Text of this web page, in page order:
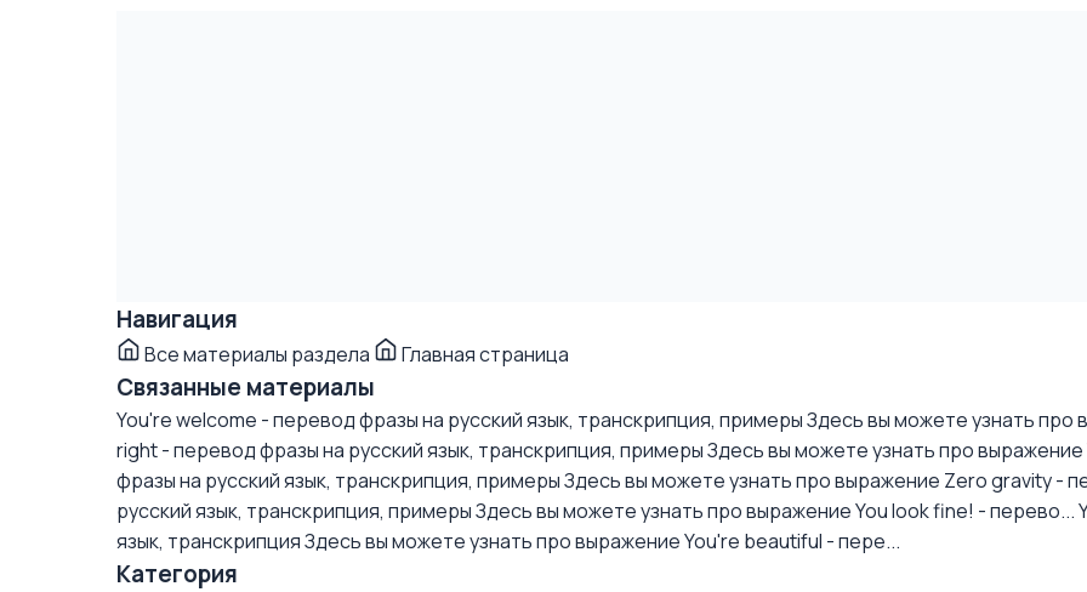
Навигация
Все материалы раздела Главная страница
Связанные материалы
You're welcome - перевод фразы на русский язык, транскрипция, примерыЗдесь вы можете узнать про
right - перевод фразы на русский язык, транскрипция, примерыЗдесь вы можете узнать про
фразы на русский язык, транскрипция, примерыЗдесь вы можете узнать про выражение Zero gravity -
русский язык, транскрипция, примерыЗдесь вы можете узнать про выражение You look fine! - перево...
язык, транскрипцияЗдесь вы можете узнать про выражение You're beautiful - пере...
Категория